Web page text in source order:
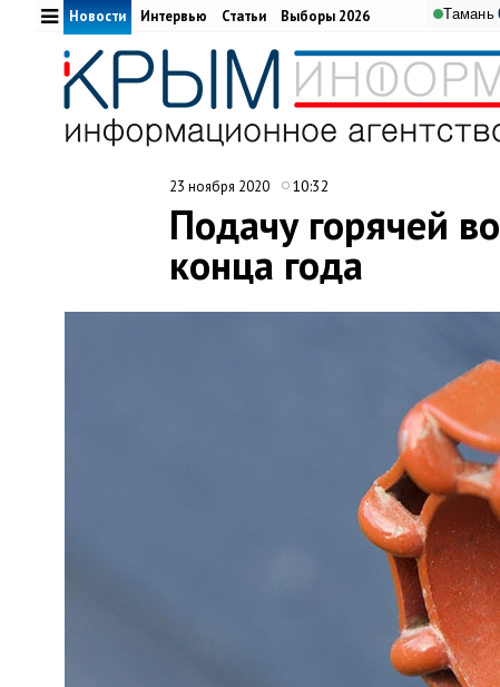
Тамань
Новости Интервью Статьи Выборы 2026
23 ноября 2020 10:32
Подачу горячей
конца года